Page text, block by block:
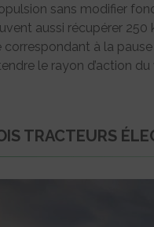
sans modifier
aussi récupérer
correspondant à la
le rayon d’action
TRACTEURS